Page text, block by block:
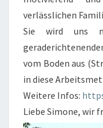
verlässlichen
Sie wird uns
vom Boden aus
in diese
Weitere Infos:
Liebe Simone, wir